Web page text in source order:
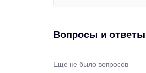
Вопросы и ответы
Еще не было вопросов